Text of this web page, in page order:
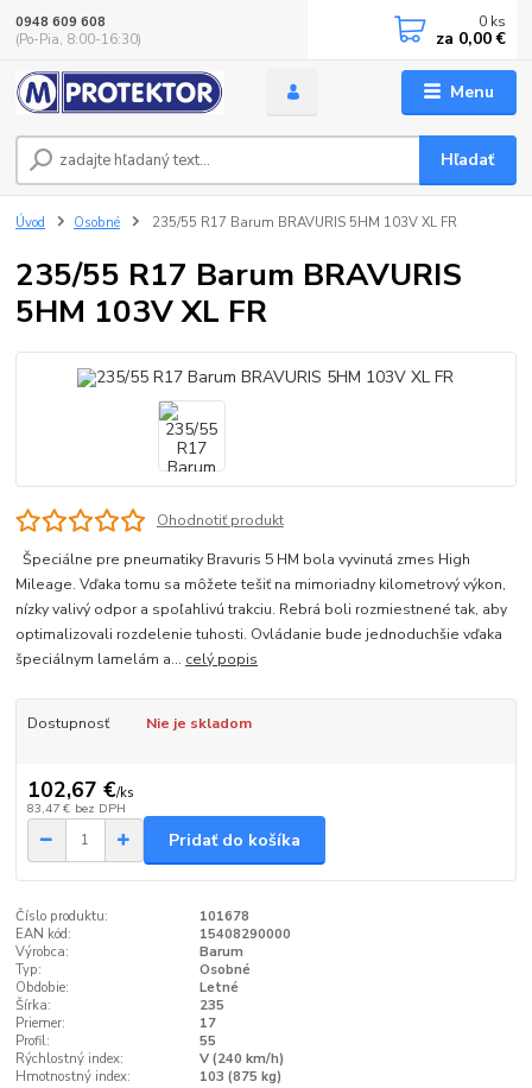
Menu
Hľadať
0948 609 608
(Po-Pia, 8:00-16:30)
0 ks
za 0,00 €
Úvod Osobné 235/55 R17 Barum BRAVURIS 5HM 103V XL FR
235/55 R17 Barum BRAVURIS
5HM 103V XL FR
Ohodnotiť produkt
Špeciálne pre pneumatiky Bravuris 5 HM bola vyvinutá zmes High
Mileage. Vďaka tomu sa môžete tešiť na mimoriadny kilometrový výkon,
nízky valivý odpor a spoľahlivú trakciu. Rebrá boli rozmiestnené tak, aby
optimalizovali rozdelenie tuhosti. Ovládanie bude jednoduchšie vďaka
špeciálnym lamelám a... celý popis
Dostupnosť Nie je skladom
102,67 €/ks
83,47 € bez DPH
Pridať do košíka
Číslo produktu:
101678
EAN kód:
15408290000
Výrobca:
Barum
Typ:
Osobné
Obdobie:
Letné
Šírka:
235
Priemer:
17
Profil:
55
Rýchlostný index:
V (240 km/h)
Hmotnostný index:
103 (875 kg)